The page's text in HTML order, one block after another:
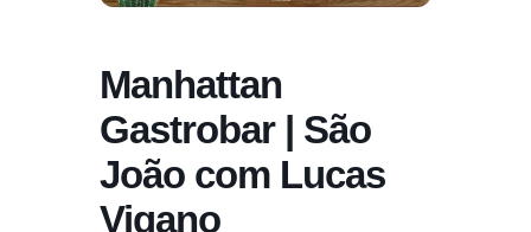
Manhattan
Gastrobar | São
João com Lucas
Vigano